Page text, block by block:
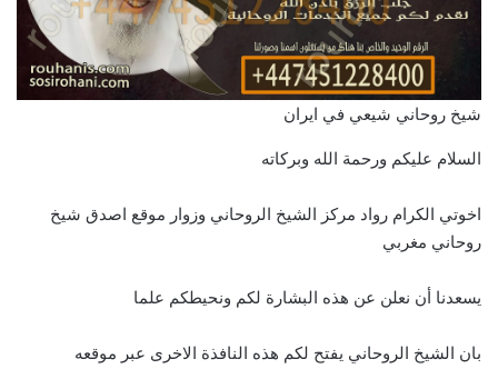
شيخ روحاني شيعي في ايران
السلام عليكم ورحمة الله وبركاته
اخوتي الكرام رواد مركز الشيخ الروحاني وزوار موقع اصدق شيخ
روحاني مغربي
يسعدنا أن نعلن عن هذه البشارة لكم ونحيطكم علما
بان الشيخ الروحاني يفتح لكم هذه النافذة الاخرى عبر موقعه